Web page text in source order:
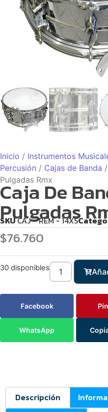
Inicio / Instrumentos
Percusión / Cajas de Banda
Pulgadas Rmx
Caja De
Pulgadas
SKUCAJ - REM - 14X5
$76.760
30 disponibles
Facebook
WhatsApp
Descripción